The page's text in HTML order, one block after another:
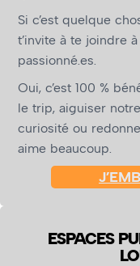
Si c’est quelque
t’invite à te joindre
passionné.es.
Oui, c’est 100 %
le trip, aiguiser
curiosité ou
aime beaucoup.
ESPACES